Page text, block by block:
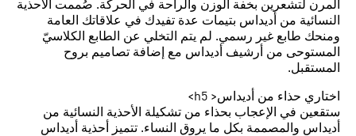
المرن لتشعرين بخفة الوزن والراحة في الحركة. صُممت الأحذية
النسائية من أديداس بتيمات عدة تفيدك في علاقاتك العامة
ومنحك طابع غير رسمي. لم يتم التخلي عن الطابع الكلاسيّ
المستوحى من أرشيف أديداس مع إضافة تصاميم بروح
المستقبل.
اختاري حذاء من أديداس< h5>
ستقعين في الإعجاب بحذاء من تشكيلة الأحذية النسائية من
أديداس والمصممة بكل ما يروق النساء. تتميز أحذية أديداس